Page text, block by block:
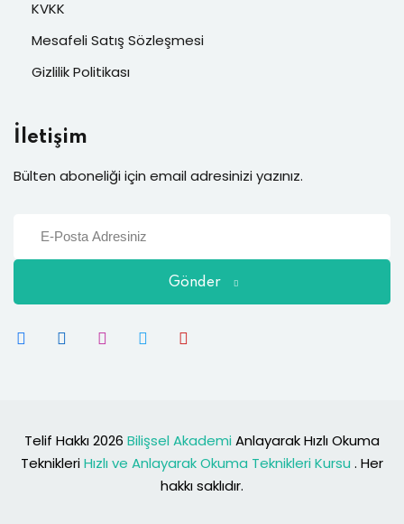
KVKK
Mesafeli Satış Sözleşmesi
Gizlilik Politikası
İletişim
Bülten aboneliği için email adresinizi yazınız.
Gönder
Telif Hakkı 2026 Bilişsel AkademiAnlayarak Hızlı Okuma
TeknikleriHızlı ve Anlayarak Okuma Teknikleri Kursu . Her
hakkı saklıdır.